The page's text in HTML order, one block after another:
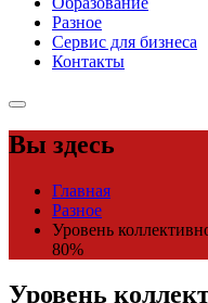
Разное
Сервис для бизнеса
Контакты
Вы здесь
Главная
Разное
Уровень
80%
Уровень